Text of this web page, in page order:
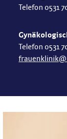
Telefon 0531
Telefon 0531